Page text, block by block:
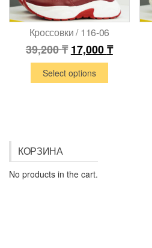
Кроссовки / 116-06
39,200₸ 17,000₸
Select options
КОРЗИНА
No products in the cart.